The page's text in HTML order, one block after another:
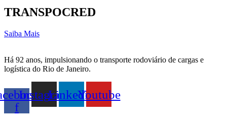
TRANSPOCRED
Saiba Mais
Há 92 anos, impulsionando o transporte rodoviário de cargas e
logística do Rio de Janeiro.
f
InstagramLinkedinYoutube